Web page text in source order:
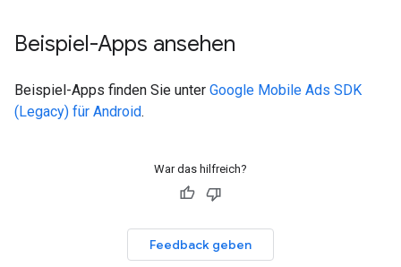
Beispiel-Apps ansehen
Beispiel-Apps finden Sie unter Google Mobile Ads SDK
(Legacy) für Android.
War das hilfreich?
Feedback geben